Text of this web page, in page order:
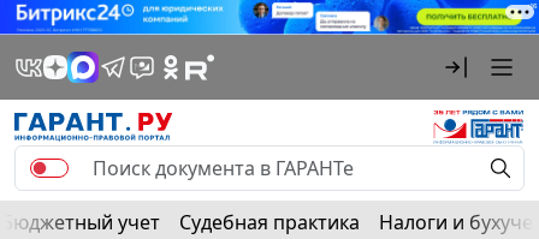
Бюджетный учет Судебная практика Налоги и